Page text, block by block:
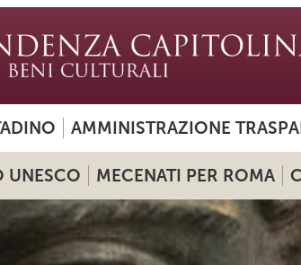
AMMINISTRAZIONE
UNESCO MECENATI PER ROMA